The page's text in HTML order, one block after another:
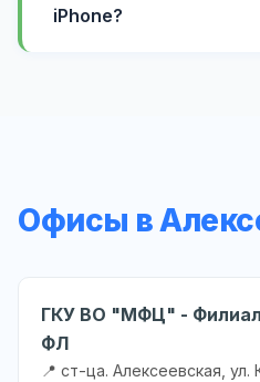
iPhone?
Офисы в
ГКУ ВО "МФЦ" -
ФЛ
📍 ст-ца. Алексеевская,